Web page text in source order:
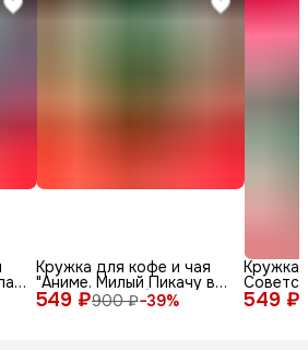
549 ₽900 ₽−39%
Кружка для кофе и чая
"Аниме. Милый Пикачу в
шапке панды" (100%
керамическая, 330 мл) с
549 ₽
Кружка
мл